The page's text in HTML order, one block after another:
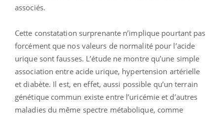
associés.
Cette constatation surprenante n’implique pourtant pas
forcément que nos valeurs de normalité pour l’acide
urique sont fausses. L’étude ne montre qu’une simple
association entre acide urique, hypertension artérielle
et diabète. Il est, en effet, aussi possible qu’un terrain
génétique commun existe entre l’uricémie et d’autres
maladies du même spectre métabolique, comme